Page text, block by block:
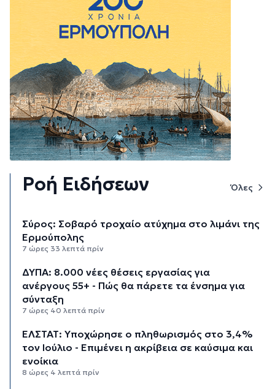
Ροή Ειδήσεων Όλες
Σύρος: Σοβαρό τροχαίο ατύχημα στο λιμάνι της
Ερμούπολης
7 ώρες 33 λεπτά πρίν
ΔΥΠΑ: 8.000 νέες θέσεις εργασίας για
ανέργους 55+ - Πώς θα πάρετε τα ένσημα για
σύνταξη
7 ώρες 40 λεπτά πρίν
ΕΛΣΤΑΤ: Υποχώρησε ο πληθωρισμός στο 3,4%
τον Ιούλιο - Επιμένει η ακρίβεια σε καύσιμα και
ενοίκια
8 ώρες 4 λεπτά πρίν